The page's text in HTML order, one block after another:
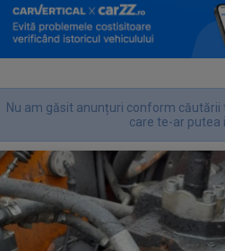
Nu am găsit anunțuri conform
care te-ar putea